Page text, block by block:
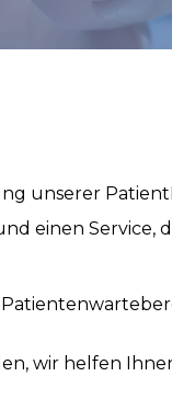
unserer
einen Service,
wir helfen